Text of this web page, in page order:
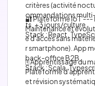
critères (activité
ommandations
ts, +3 jours/culture.
Stack : React,
🔐 Plateforme IoT ---
Maintenance et
e d'accès sans
r smartphone). App
back-office B2B.
Stack : Scala,
🀄 Apprentissage du
Plateforme
et révision